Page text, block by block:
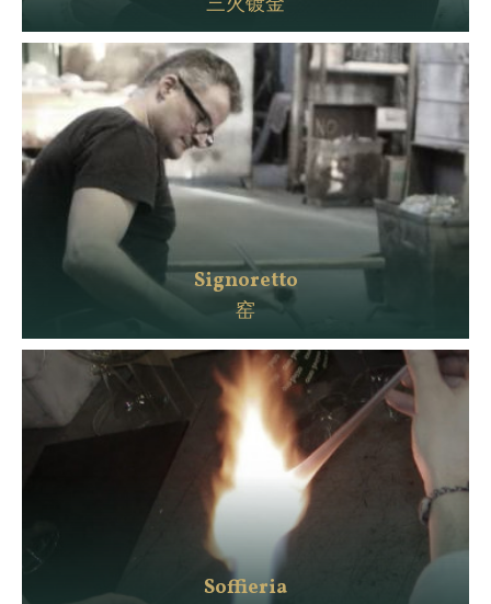
Signoretto
窑
Soffieria